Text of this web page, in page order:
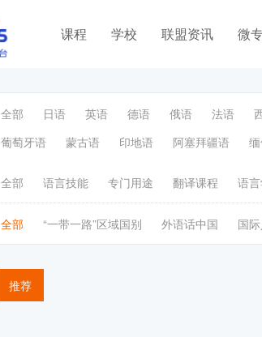
课程 学校 联盟资讯 微
全部 日语 英语 德语 俄语 法语
葡萄牙语
蒙古语 印地语 阿塞拜疆语
全部 语言技能 专门用途 翻译课程 语
全部 “一带一路”区域国别 外语话中国 国
推荐